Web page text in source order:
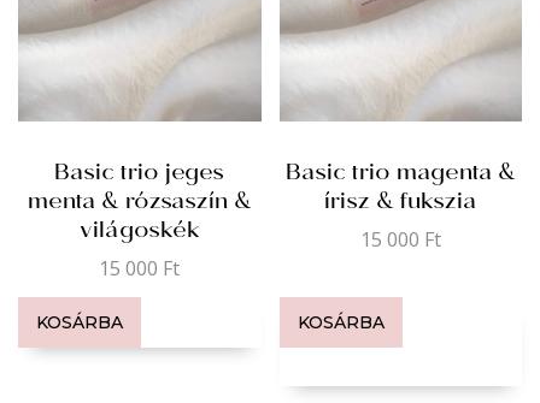
Basic trio jeges
menta & rózsaszín &
világoskék
15 000 Ft
KOSÁRBA
Basic trio magenta &
írisz & fukszia
15 000 Ft
KOSÁRBA